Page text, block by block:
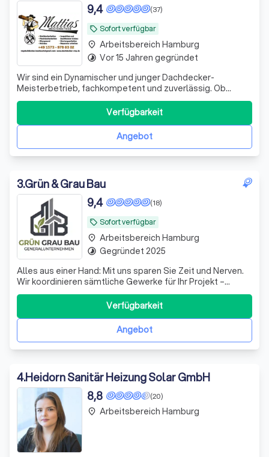
local_offer Sofort verfügbar
(37)
9,4
Wir sind ein Dynamischer und junger Dachdecker-
Meisterbetrieb, fachkompetent und zuverlässig. Ob
Neubau oder Sanierung, unsere Kundschaft profitiert von
unserem umfangreichen Fachwissen. Wir bieten jede
Dienstleistung einer Dachdeckerei an. Wir finden die
passende Lösung für nahezu jeden Kundenwuns
Angebot
Verfügbarkeit
place Arbeitsbereich Hamburg
timelapse Vor 15 Jahren gegründet
3.Grün & Grau Bau
local_offer Sofort verfügbar
(18)
9,4
Alles aus einer Hand: Mit uns sparen Sie Zeit und Nerven.
Wir koordinieren sämtliche Gewerke für Ihr Projekt –
professionell, pünktlich und zuverlässig
Angebot
Verfügbarkeit
place Arbeitsbereich Hamburg
timelapse Gegründet 2025
4.Heidorn Sanitär Heizung Solar GmbH
(20)
8,8
place Arbeitsbereich Hamburg